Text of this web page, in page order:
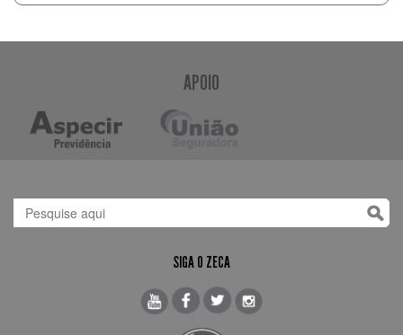
APOIO
SIGA O ZECA